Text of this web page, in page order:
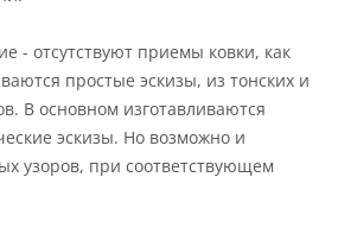
- отсутствуют приемы ковки, как
простые эскизы, из тонских и
В основном изготавливаются
эскизы. Но возможно и
узоров, при соответствующем